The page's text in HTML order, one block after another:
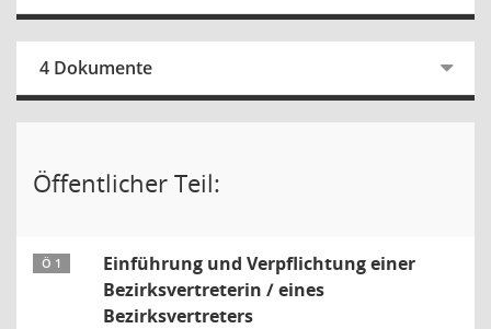
4 Dokumente
Öffentlicher Teil:
Ö 1
Einführung und Verpflichtung einer
Bezirksvertreterin / eines
Bezirksvertreters